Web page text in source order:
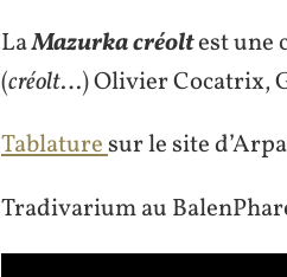
LaMazurka créoltest une
(créolt…) Olivier Cocatrix,
Tablaturesur le site
Tradivarium au